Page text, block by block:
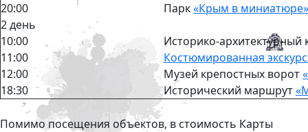
20:00
Парк«Крым в миниатюре»
2 день
10:00
Историко-архитектурный
11:00
Костюмированная
12:00
Музей крепостных ворот
18:30
Исторический маршрут
Помимо посещения объектов, в стоимость Карты